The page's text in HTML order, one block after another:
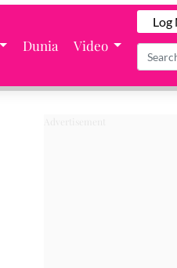
Dunia Video
Log